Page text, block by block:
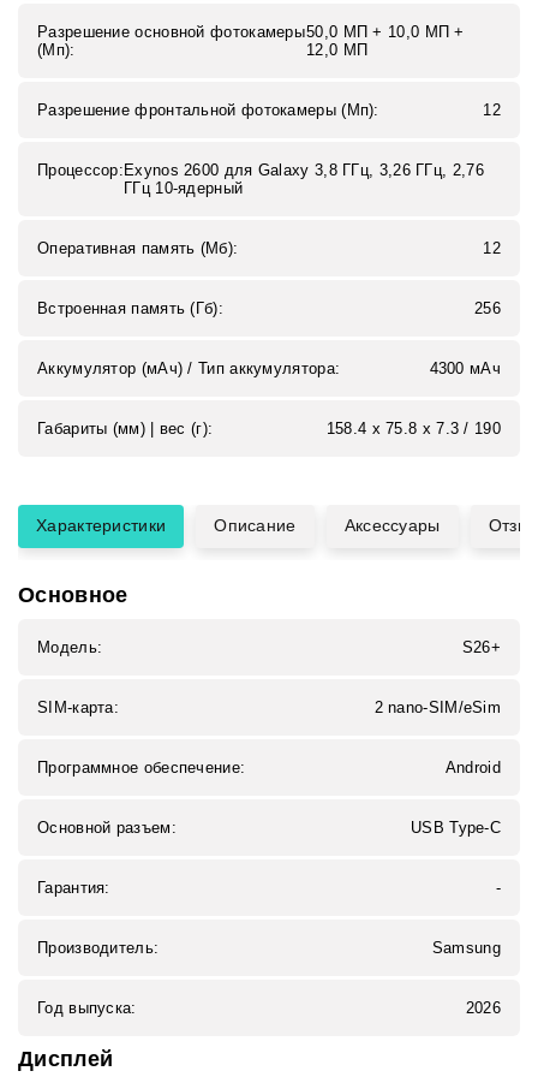
Разрешение основной фотокамеры
(Мп):
50,0 MП + 10,0 MП +
12,0 MП
Разрешение фронтальной фотокамеры (Мп): 12
Процессор: Exynos 2600 для Galaxy 3,8 ГГц, 3,26 ГГц, 2,76
ГГц 10-ядерный
Оперативная память (Мб): 12
Встроенная память (Гб): 256
Аккумулятор (мАч) / Тип аккумулятора: 4300 мАч
Габариты (мм) | вес (г): 158.4 x 75.8 x 7.3 / 190
Характеристики Описание Аксессуары
Основное
Модель: S26+
SIM-карта: 2 nano-SIM/eSim
Программное обеспечение: Android
Основной разъем: USB Type-C
Гарантия: -
Производитель: Samsung
Год выпуска: 2026
Дисплей